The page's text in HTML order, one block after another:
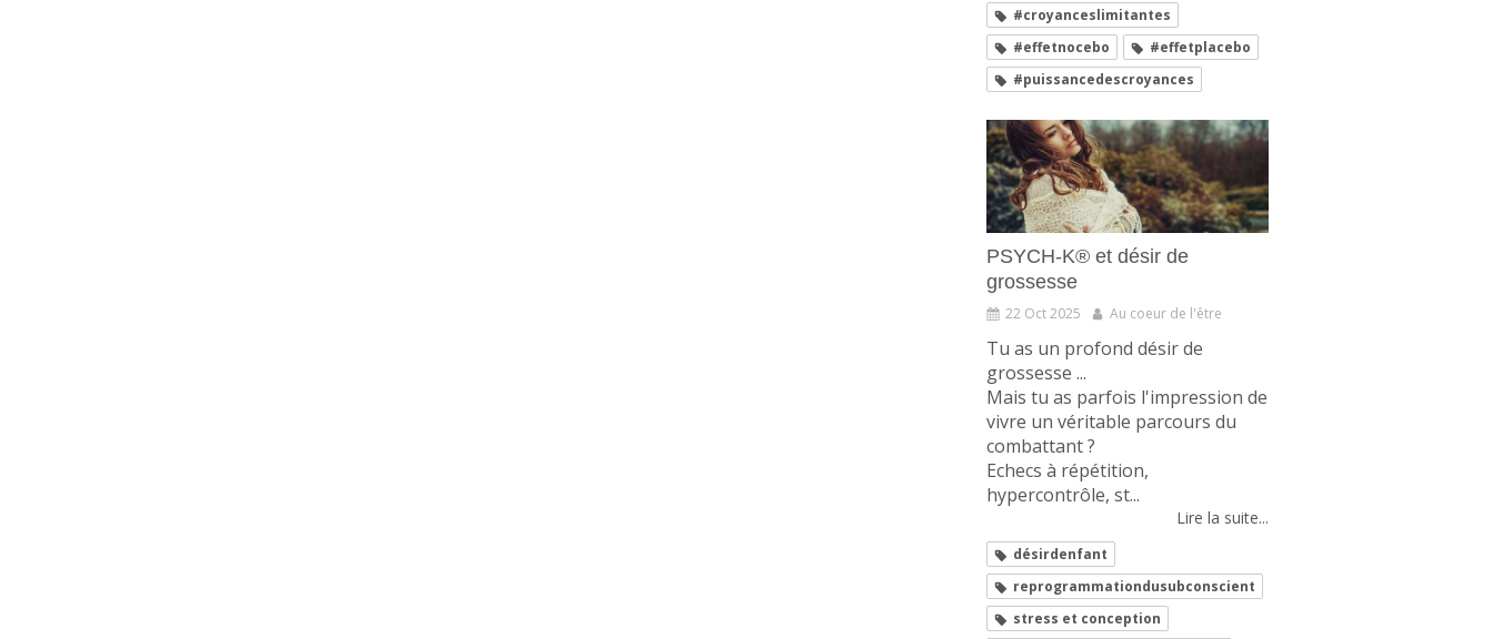
#croyanceslimitantes
#effetnocebo
#effetplacebo
#puissancedescroyances
PSYCH-K® et désir de
grossesse
22 Oct 2025 Au coeur de l'être
Tu as un profond désir de
grossesse ...
Mais tu as parfois l'impression de
vivre un véritable parcours du
combattant ?
Echecs à répétition,
hypercontrôle, st...
Lire la suite...
désirdenfant
reprogrammationdusubconscient
stress et conception